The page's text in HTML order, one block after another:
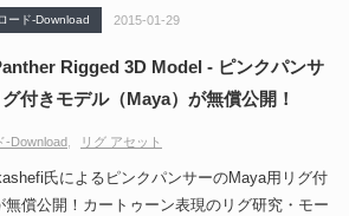
ード-Download 2015-01-29
Rigged 3D Model - ピンクパンサ
付きモデル（Maya）が無償公開！
-Download リグ アセット
氏によるピンクパンサーのMaya用リグ付
無償公開！カートゥーン表現のリグ研究・モー